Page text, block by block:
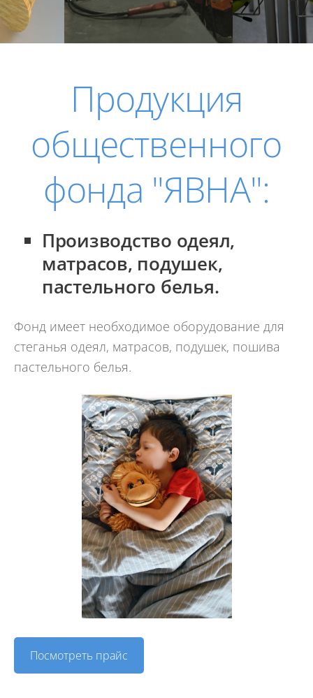
Продукция
общественного
фонда "ЯВНА":
Производство одеял,
матрасов, подушек,
пастельного белья.
Фонд имеет необходимое оборудование для
стеганья одеял, матрасов, подушек, пошива
пастельного белья.
Посмотреть прайс